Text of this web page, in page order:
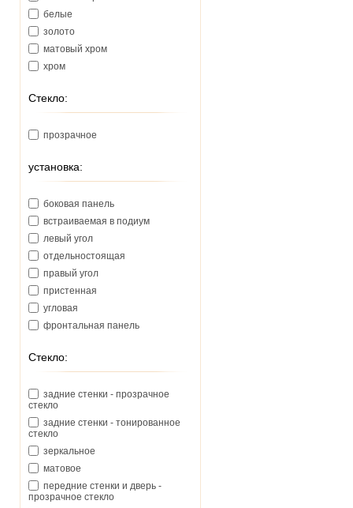
белые
золото
матовый хром
хром
Стекло:
прозрачное
установка:
боковая панель
встраиваемая в подиум
левый угол
отдельностоящая
правый угол
пристенная
угловая
фронтальная панель
Стекло:
задние стенки - прозрачное
стекло
задние стенки - тонированное
стекло
зеркальное
матовое
передние стенки и дверь -
прозрачное стекло